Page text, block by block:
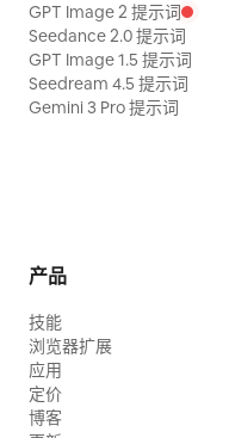
GPT Image 2 提示词
Seedance 2.0 提示词
GPT Image 1.5 提示词
Seedream 4.5 提示词
Gemini 3 Pro 提示词
产品
技能
浏览器扩展
应用
定价
博客